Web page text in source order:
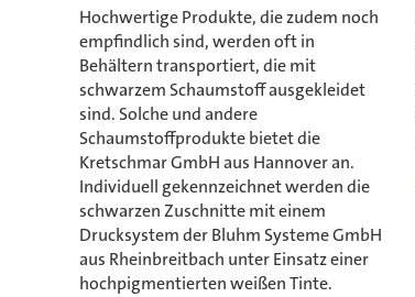
Hochwertige Produkte, die zudem noch
empfindlich sind, werden oft in
Behältern transportiert, die mit
schwarzem Schaumstoff ausgekleidet
sind. Solche und andere
Schaumstoffprodukte bietet die
Kretschmar GmbH aus Hannover an.
Individuell gekennzeichnet werden die
schwarzen Zuschnitte mit einem
Drucksystem der Bluhm Systeme GmbH
aus Rheinbreitbach unter Einsatz einer
hochpigmentierten weißen Tinte.